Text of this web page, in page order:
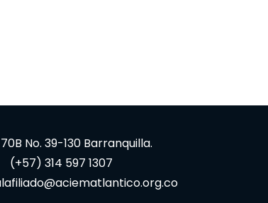
No. 39-130 Barranquilla.
(+57) 314 597 1307